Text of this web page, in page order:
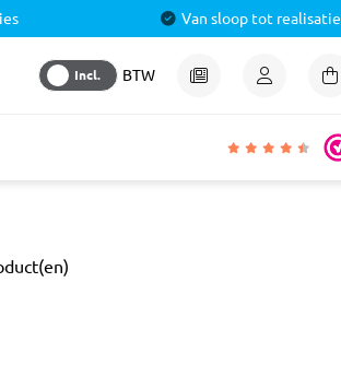
Van sloop tot realisatie
Incl. BTW